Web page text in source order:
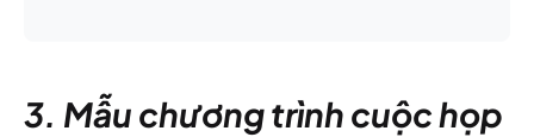
3. Mẫu chương trình cuộc họp